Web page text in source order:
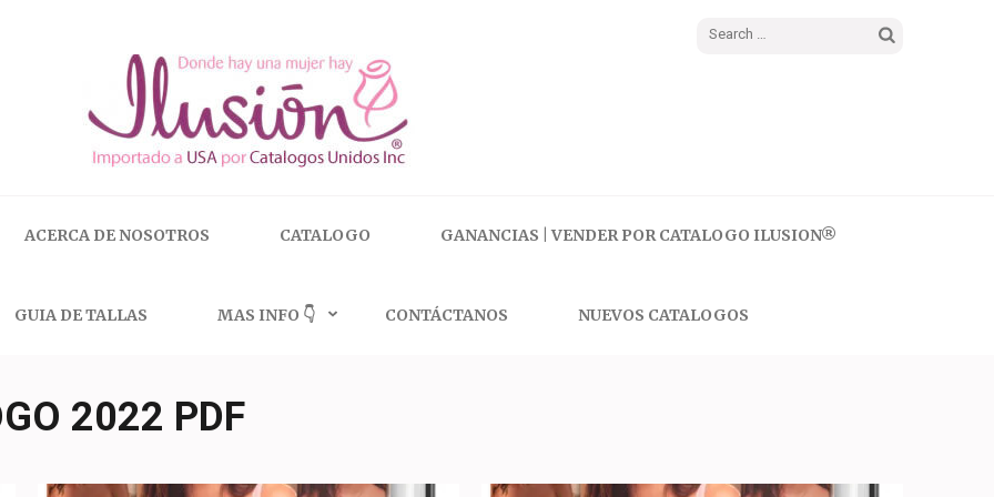
Search
ACERCA DE NOSOTROS CATALOGO GANANCIAS | VENDER POR CATALOGO ILUSION®
GUIA DE TALLAS MAS INFO 👇 CONTÁCTANOS NUEVOS CATALOGOS
2022 PDF